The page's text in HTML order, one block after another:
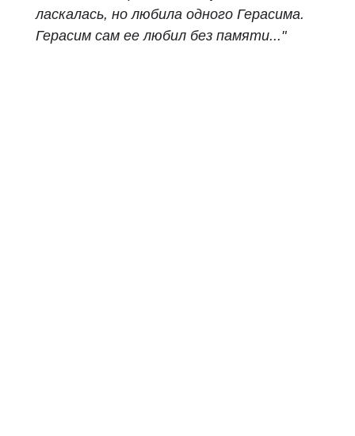
ласкалась, но любила одного Герасима.
Герасим сам ее любил без памяти..."